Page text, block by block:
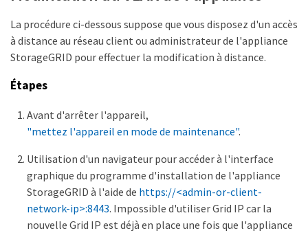
La procédure ci-dessous suppose que vous disposez d'un accès
à distance au réseau client ou administrateur de l'appliance
StorageGRID pour effectuer la modification à distance.
Étapes
Avant d'arrêter l'appareil,
"mettez l'appareil en mode de maintenance".
Utilisation d'un navigateur pour accéder à l'interface
graphique du programme d'installation de l'appliance
StorageGRID à l'aide de https://<admin-or-client-
network-ip>:8443. Impossible d'utiliser Grid IP car la
nouvelle Grid IP est déjà en place une fois que l'appliance